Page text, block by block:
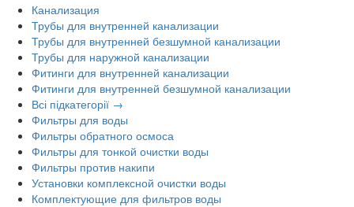
Канализация
Трубы для внутренней канализации
Трубы для внутренней безшумной канализации
Трубы для наружной канализации
Фитинги для внутренней канализации
Фитинги для внутренней безшумной канализации
Всі підкатегорії →
Фильтры для воды
Фильтры обратного осмоса
Фильтры для тонкой очистки воды
Фильтры против накипи
Установки комплексной очистки воды
Комплектующие для фильтров воды